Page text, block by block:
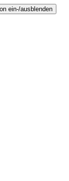
ein-/ausblenden